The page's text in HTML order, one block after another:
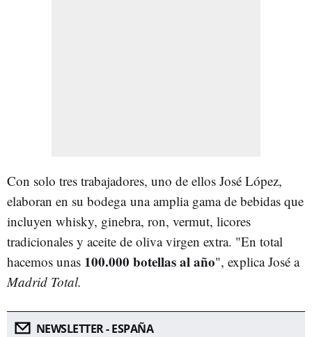
Con solo tres trabajadores, uno de ellos José López,
elaboran en su bodega una amplia gama de bebidas que
incluyen whisky, ginebra, ron, vermut, licores
tradicionales y aceite de oliva virgen extra. "En total
hacemos unas 100.000 botellas al año", explica José a
Madrid Total.
NEWSLETTER - ESPAÑA